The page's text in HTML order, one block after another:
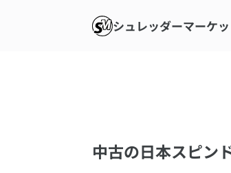
シュレッダーマーケ
中古の日本スピン